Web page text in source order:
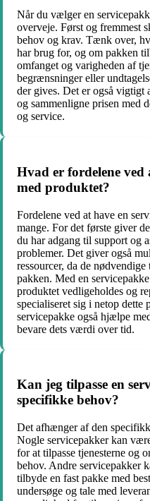
Når du vælger en
overveje. Først og fremmest
behov og krav. Tænk over,
har brug for, og om pakken
omfanget og varigheden af
begrænsninger eller
der gives. Det er også vigtigt
og sammenligne prisen med
og service.
Hvad er fordelene ved
med produktet?
Fordelene ved at have en
mange. For det første giver
du har adgang til support og
problemer. Det giver også
ressourcer, da de
pakken. Med en
produktet vedligeholdes og
specialiseret sig i netop dette
servicepakke også hjælpe
bevare dets værdi over tid.
Kan jeg tilpasse en
specifikke behov?
Det afhænger af den
Nogle servicepakker kan
for at tilpasse tjenesterne og
behov. Andre servicepakker
tilbyde en fast pakke med
undersøge og tale med